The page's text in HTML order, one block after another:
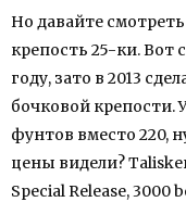
Но давайте
крепость 25-ки. Вот
году, зато в 2013
бочковой крепости.
фунтов вместо 220,
цены видели? Talisker
Special Release, 3000